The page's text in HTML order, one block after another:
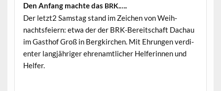
Den Anfang machte das BRK.….
Der letzt2 Sam­stag stand im Zeichen von Wei­h­
nachts­feiern: etwa der der BRK-Bere­itschaft Dachau
im Gasthof Groß in Bergkirchen. Mit Ehrun­gen ver­di­
en­ter langjähriger ehre­namtlich­er Helferin­nen und
Helfer.